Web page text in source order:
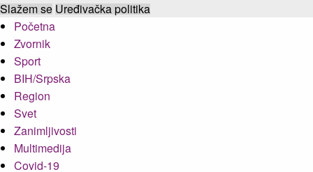
Slažem se Uređivačka politika
Početna
Zvornik
Sport
BIH/Srpska
Region
Svet
Zanimljivosti
Multimedija
Covid-19